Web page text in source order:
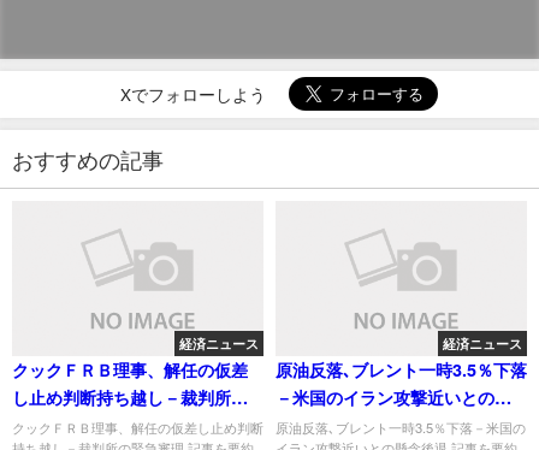
Xでフォローしよう
おすすめの記事
経済ニュース
クックＦＲＢ理事、解任の仮差
し止め判断持ち越し－裁判所の
緊急審理
クックＦＲＢ理事、解任の仮差し止め判断
経済ニュース
原油反落､ブレント一時3.5％下落
－米国のイラン攻撃近いとの懸
念後退
原油反落､ブレント一時3.5％下落－米国の